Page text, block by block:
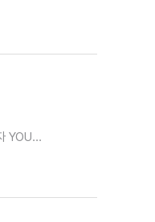
YOUNG